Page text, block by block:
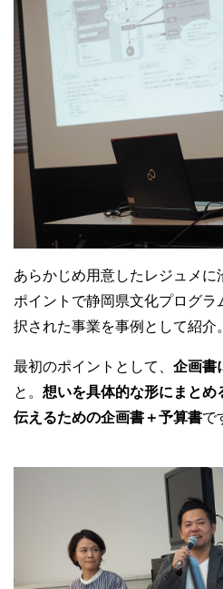
あらかじめ用意したレジュメ
ポイントで静岡県文化プログ
択された事業を事例として紹介。
最初のポイントとして、 企画書
と。 想いを具体的な形にまとめ
伝えるための企画書＋予算書で